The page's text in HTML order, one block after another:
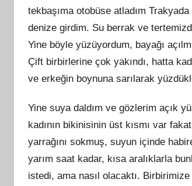
tekbaşıma otobüse atladım
denize girdim. Su berrak ve
Yine böyle yüzüyordum, bayağı
Çift birbirlerine çok yakındı, hatta
ve erkeğin boynuna sarılarak
Yine suya daldım ve gözlerim açık
kadının bikinisinin üst kısmı var
yarrağını sokmuş, suyun içinde
yarım saat kadar, kısa aralıklarla
istedi, ama nasıl olacaktı.